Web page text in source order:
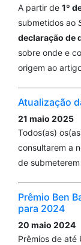
A partir de 1º
submetidos ao
declaração de
sobre onde e
origem ao
Atualização
21 maio 2025
Todos(as)
consultarem a
de
Prêmio Ben
para 2024
20 maio 2024
Prêmios de até